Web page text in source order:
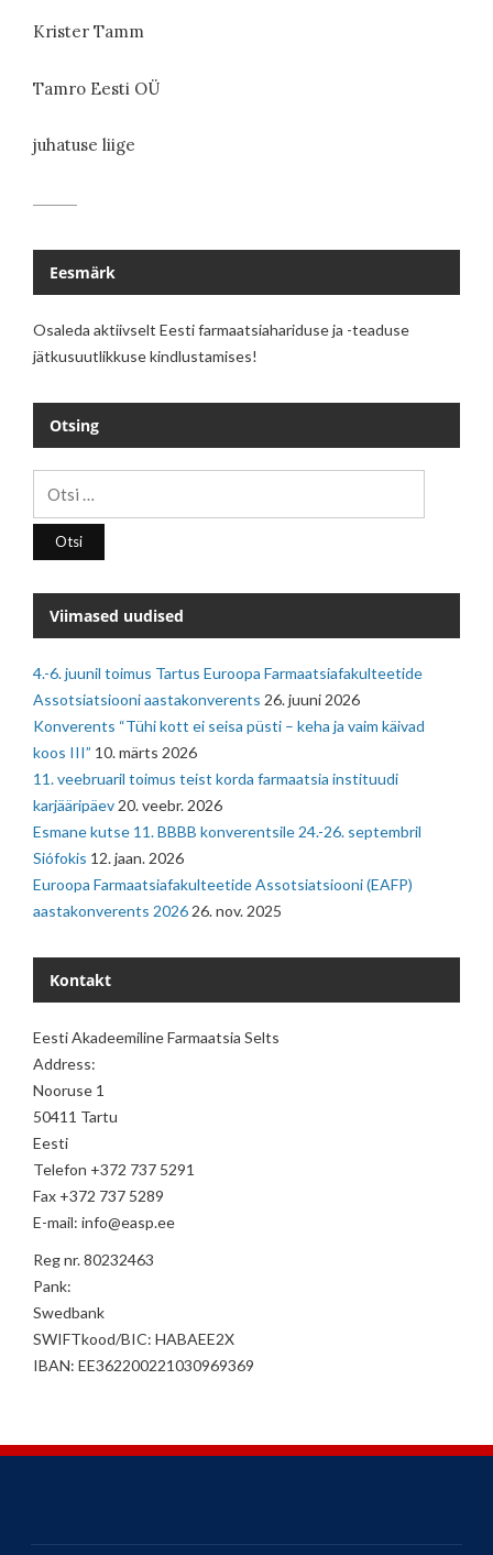
Krister Tamm
Tamro Eesti OÜ
juhatuse liige
Eesmärk
Osaleda aktiivselt Eesti farmaatsiahariduse ja -teaduse
jätkusuutlikkuse kindlustamises!
Otsing
Viimased uudised
4.-6. juunil toimus Tartus Euroopa Farmaatsiafakulteetide
Assotsiatsiooni aastakonverents 26. juuni 2026
Konverents “Tühi kott ei seisa püsti – keha ja vaim käivad
koos III” 10. märts 2026
11. veebruaril toimus teist korda farmaatsia instituudi
karjääripäev 20. veebr. 2026
Esmane kutse 11. BBBB konverentsile 24.-26. septembril
Siófokis 12. jaan. 2026
Euroopa Farmaatsiafakulteetide Assotsiatsiooni (EAFP)
aastakonverents 2026 26. nov. 2025
Kontakt
Eesti Akadeemiline Farmaatsia Selts
Address:
Nooruse 1
50411 Tartu
Eesti
Telefon +372 737 5291
Fax +372 737 5289
E-mail: info@easp.ee
Reg nr. 80232463
Pank:
Swedbank
SWIFTkood/BIC: HABAEE2X
IBAN: EE362200221030969369